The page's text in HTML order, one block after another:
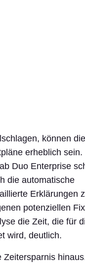
können die
erheblich sein.
Duo Enterprise
die automatische
Erklärungen
potenziellen
die Zeit, die für
wird, deutlich.
Zeitersparnis